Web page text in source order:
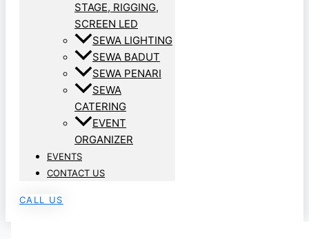
STAGE, RIGGING,
SCREEN LED
SEWA LIGHTING
SEWA BADUT
SEWA PENARI
SEWA
CATERING
EVENT
ORGANIZER
EVENTS
CONTACT US
CALL US